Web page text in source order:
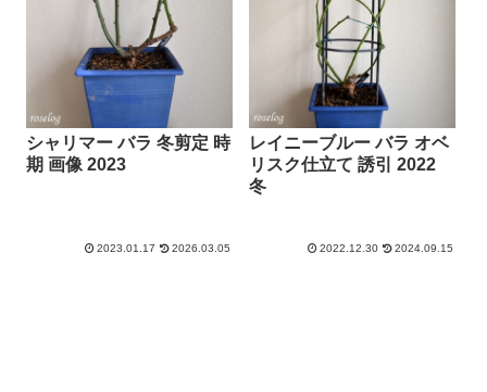
シャリマー バラ 冬剪定 時
期 画像 2023
2023.01.17 2026.03.05
レイニーブルー バラ オベ
リスク仕立て 誘引 2022
冬
2022.12.30 2024.09.15